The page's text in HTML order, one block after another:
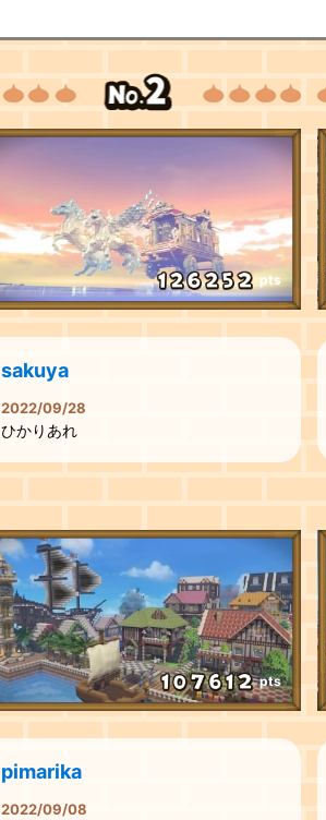
pts
sakuya
2022/09/28
ひかりあれ
pts
pimarika
2022/09/08